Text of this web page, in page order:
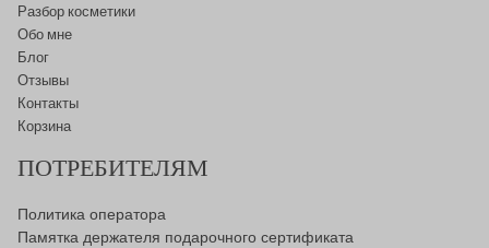
Разбор косметики
Обо мне
Блог
Отзывы
Контакты
Корзина
ПОТРЕБИТЕЛЯМ
Политика оператора
Памятка держателя подарочного сертификата